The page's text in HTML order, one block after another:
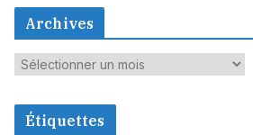
Archives
A
c
Étiquettes